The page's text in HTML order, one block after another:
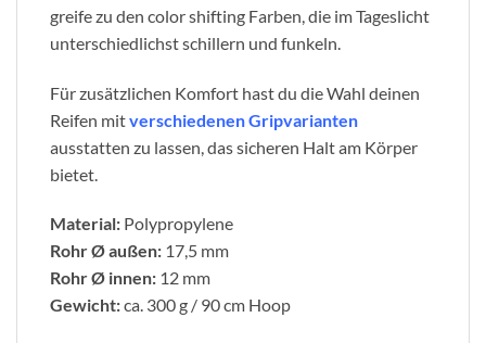
greife zu den color shifting Farben, die im Tageslicht
unterschiedlichst schillern und funkeln.
Für zusätzlichen Komfort hast du die Wahl deinen
Reifen mitverschiedenen Gripvarianten
ausstatten zu lassen, das sicheren Halt am Körper
bietet.
Material: Polypropylene
Rohr Ø außen: 17,5 mm
Rohr Ø innen: 12 mm
Gewicht:ca. 300 g / 90 cm Hoop